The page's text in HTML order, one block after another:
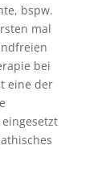
bspw.
mal
bei
eine der